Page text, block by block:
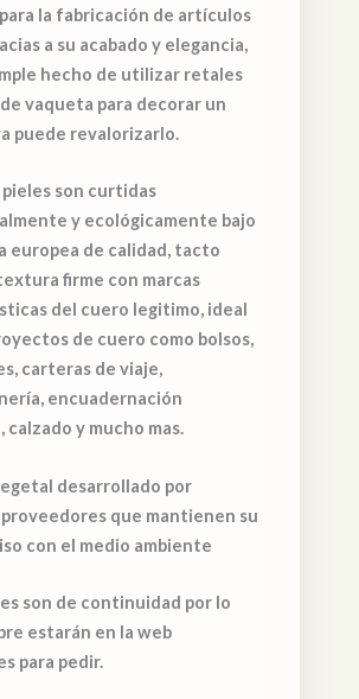
la fabricación de artículos
a su acabado y elegancia,
hecho de utilizar retales
vaqueta para decorar un
puede revalorizarlo.
son curtidas
y ecológicamente bajo
europea de calidad, tacto
firme con marcas
del cuero legitimo, ideal
de cuero como bolsos,
carteras de viaje,
encuadernación
calzado y mucho mas.
desarrollado por
que mantienen su
con el medio ambiente
son de continuidad por lo
estarán en la web
para pedir.